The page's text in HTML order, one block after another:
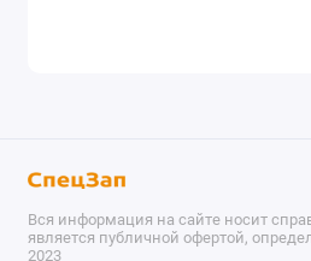
Вся информация на сайте носит
является публичной офертой,
2023